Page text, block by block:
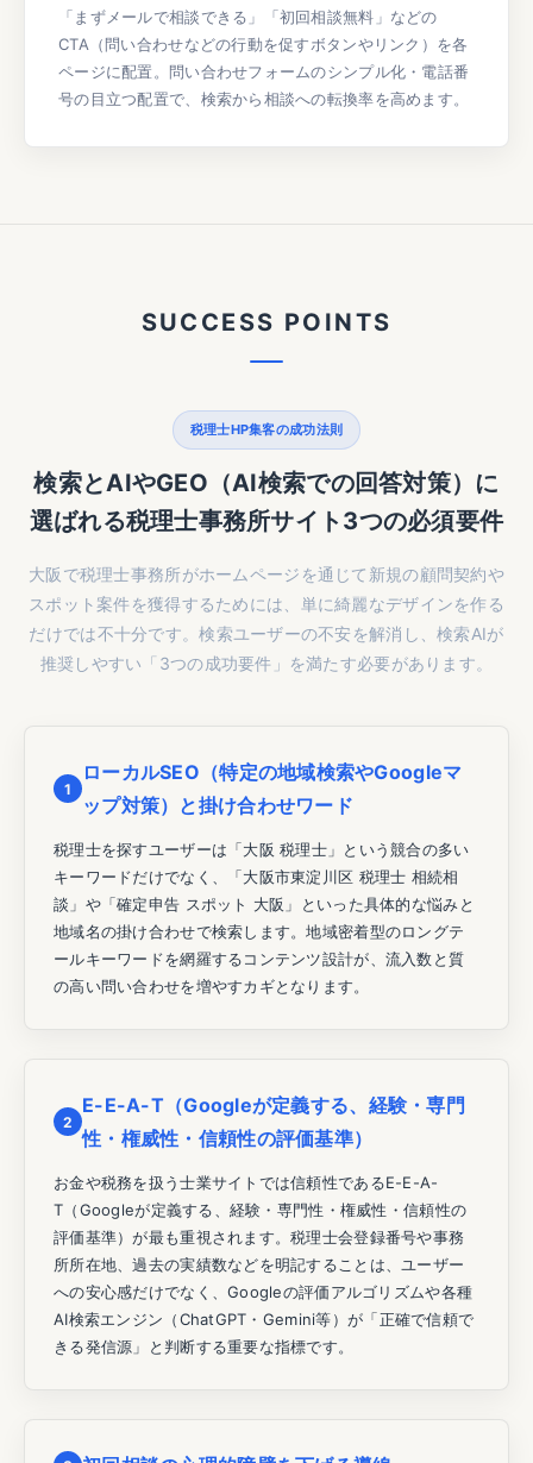
「まずメールで相談できる」「初回相談無料」などの
CTA（問い合わせなどの行動を促すボタンやリンク）を各
ページに配置。問い合わせフォームのシンプル化・電話番
号の目立つ配置で、検索から相談への転換率を高めます。
SUC CE SS PO INTS
税理士HP集客の成功法則
検索とAIやGEO（AI検索での回答対策）に
選ばれる税理士事務所サイト3つの必須要件
大阪で税理士事務所がホームページを通じて新規の顧問契約や
スポット案件を獲得するためには、単に綺麗なデザインを作る
だけでは不十分です。検索ユーザーの不安を解消し、検索AIが
推奨しやすい「3つの成功要件」を満たす必要があります。
1
ローカルSEO（特定の地域検索やGoogleマ
ップ対策）と掛け合わせワード
税理士を探すユーザーは「大阪 税理士」という競合の多い
キーワードだけでなく、「大阪市東淀川区 税理士 相続相
談」や「確定申告 スポット 大阪」といった具体的な悩みと
地域名の掛け合わせで検索します。地域密着型のロングテ
ールキーワードを網羅するコンテンツ設計が、流入数と質
の高い問い合わせを増やすカギとなります。
2
E-E-A-T（Googleが定義する、経験・専門
性・権威性・信頼性の評価基準）
お金や税務を扱う士業サイトでは信頼性であるE-E-A-
T（Googleが定義する、経験・専門性・権威性・信頼性の
評価基準）が最も重視されます。税理士会登録番号や事務
所所在地、過去の実績数などを明記することは、ユーザー
への安心感だけでなく、Googleの評価アルゴリズムや各種
AI検索エンジン（ChatGPT・Gemini等）が「正確で信頼で
きる発信源」と判断する重要な指標です。